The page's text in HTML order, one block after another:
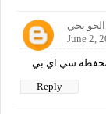
يحي
June 2,
محفظه سي اي بي
Reply